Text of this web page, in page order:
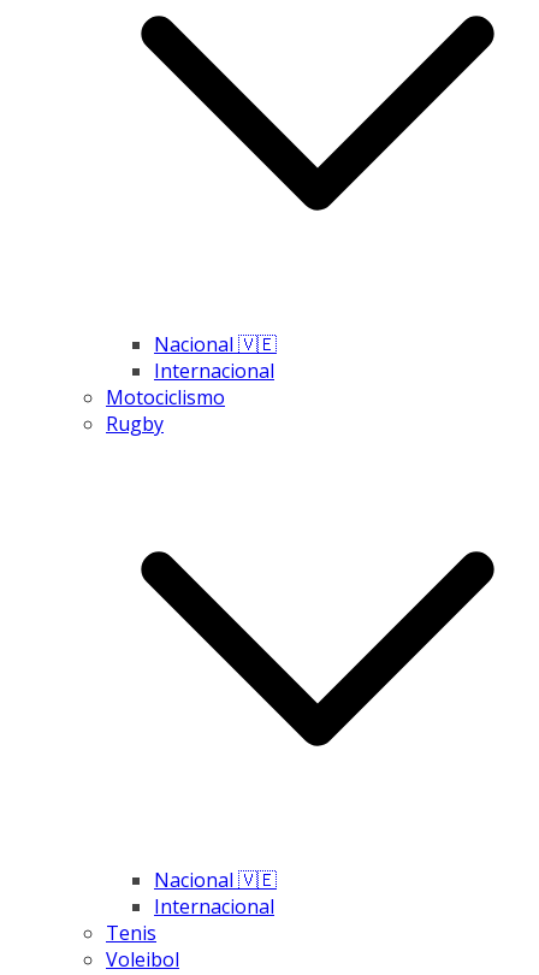
Nacional 🇻🇪
Internacional
Motociclismo
Rugby
Nacional 🇻🇪
Internacional
Tenis
Voleibol